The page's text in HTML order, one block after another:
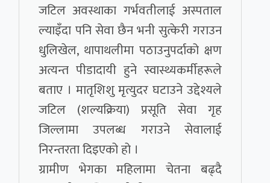
जटिल अवस्थाका गर्भवतीलाई अस्पताल
ल्याइँदा पनि सेवा छैन भनी सुत्केरी गराउन
धुलिखेल, थापाथलीमा पठाउनुपर्दाको क्षण
अत्यन्त पीडादायी हुने स्वास्थ्यकर्मीहरूले
बताए । मातृशिशु मृत्युदर घटाउने उद्देश्यले
जटिल (शल्यक्रिया) प्रसूति सेवा गृह
जिल्लामा उपलब्ध गराउने सेवालाई
निरन्तरता दिइएको हो ।
ग्रामीण भेगका महिलामा चेतना बढ्दै